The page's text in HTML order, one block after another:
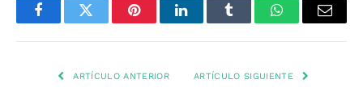
FacebookTwitter PinterestLinkedInTumblr WhatsAppEmail
ARTÍCULO ANTERIOR ARTÍCULO SIGUIENTE